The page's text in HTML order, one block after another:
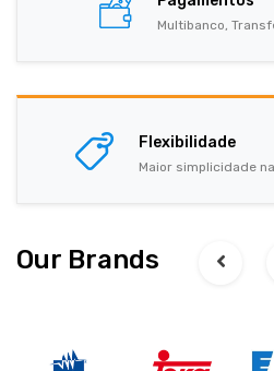
Multibanco,
Flexibilidade
Maior simplicidade
Our Brands